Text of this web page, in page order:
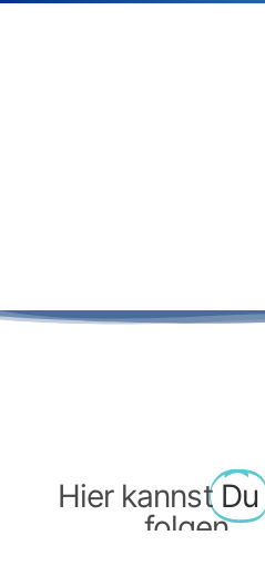
Hier kannst Du
folgen